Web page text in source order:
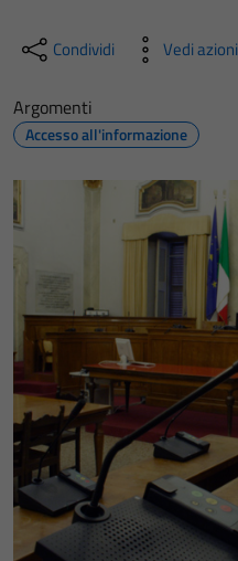
Condividi Vedi azioni
Argomenti
Accesso all'informazione